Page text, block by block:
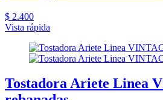
$ 2.400
Vista rápida
Tostadora Ariete Linea